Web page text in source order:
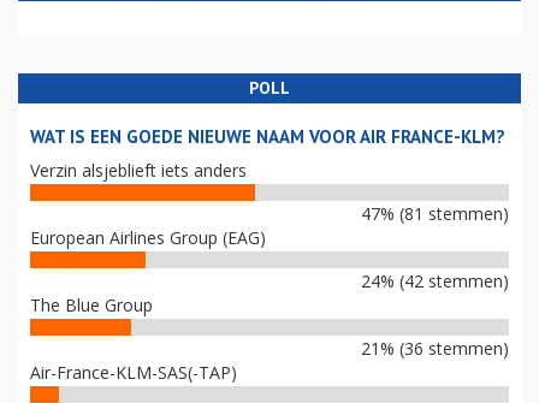
POLL
WAT IS EEN GOEDE NIEUWE NAAM VOOR AIR FRANCE-KLM?
Verzin alsjeblieft iets anders
47% (81 stemmen)
European Airlines Group (EAG)
24% (42 stemmen)
The Blue Group
21% (36 stemmen)
Air-France-KLM-SAS(-TAP)